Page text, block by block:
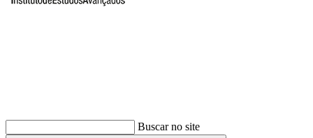
Buscar no site